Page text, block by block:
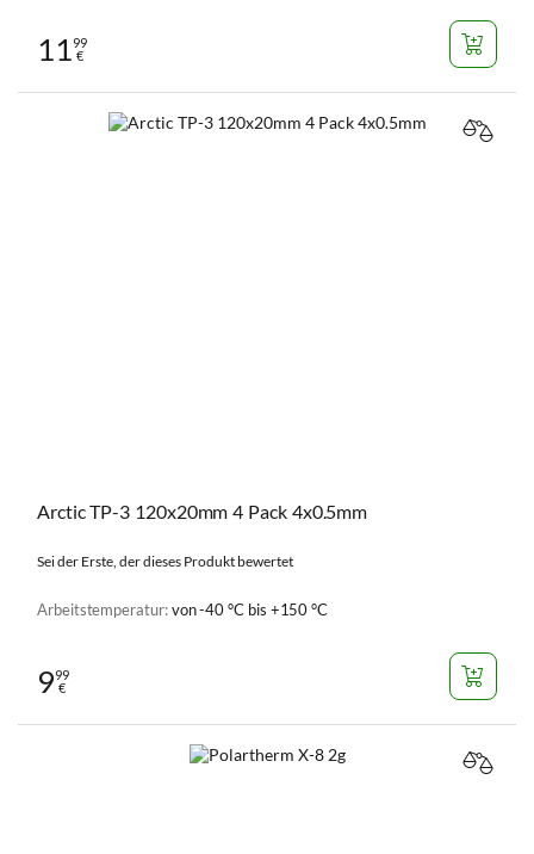
1199
€
Arctic TP-3 120x20mm 4 Pack 4x0.5mm
Sei der Erste, der dieses Produkt bewertet
Arbeitstemperatur:von -40 °C bis +150 °C
999
€